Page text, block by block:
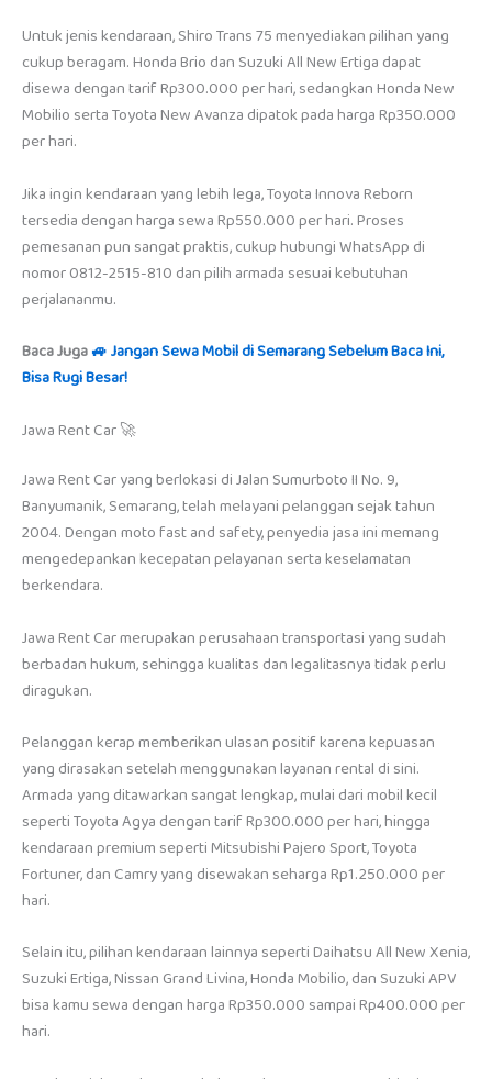
Untuk jenis kendaraan, Shiro Trans 75 menyediakan pilihan yang
cukup beragam. Honda Brio dan Suzuki All New Ertiga dapat
disewa dengan tarif Rp300.000 per hari, sedangkan Honda New
Mobilio serta Toyota New Avanza dipatok pada harga Rp350.000
per hari.
Jika ingin kendaraan yang lebih lega, Toyota Innova Reborn
tersedia dengan harga sewa Rp550.000 per hari. Proses
pemesanan pun sangat praktis, cukup hubungi WhatsApp di
nomor 0812-2515-810 dan pilih armada sesuai kebutuhan
perjalananmu.
Baca Juga🚙 Jangan Sewa Mobil di Semarang Sebelum Baca Ini,
Bisa Rugi Besar!
Jawa Rent Car 🚀
Jawa Rent Car yang berlokasi di Jalan Sumurboto II No. 9,
Banyumanik, Semarang, telah melayani pelanggan sejak tahun
2004. Dengan moto fast and safety, penyedia jasa ini memang
mengedepankan kecepatan pelayanan serta keselamatan
berkendara.
Jawa Rent Car merupakan perusahaan transportasi yang sudah
berbadan hukum, sehingga kualitas dan legalitasnya tidak perlu
diragukan.
Pelanggan kerap memberikan ulasan positif karena kepuasan
yang dirasakan setelah menggunakan layanan rental di sini.
Armada yang ditawarkan sangat lengkap, mulai dari mobil kecil
seperti Toyota Agya dengan tarif Rp300.000 per hari, hingga
kendaraan premium seperti Mitsubishi Pajero Sport, Toyota
Fortuner, dan Camry yang disewakan seharga Rp1.250.000 per
hari.
Selain itu, pilihan kendaraan lainnya seperti Daihatsu All New Xenia,
Suzuki Ertiga, Nissan Grand Livina, Honda Mobilio, dan Suzuki APV
bisa kamu sewa dengan harga Rp350.000 sampai Rp400.000 per
hari.